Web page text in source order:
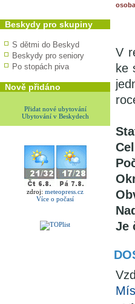
Beskydy pro skupiny
S dětmi do Beskyd
Beskydy pro seniory
Po stopách piva
Nově přidáno
Přidat nové ubytování
Ubytování v Beskydech
zdroj: meteopress.cz
Více o počasí
V
ke
Je